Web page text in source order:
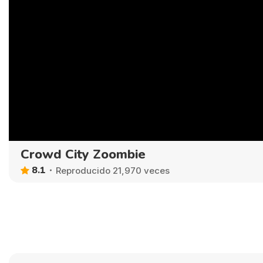
Crowd City Zoombie
8.1 Reproducido 21,970 veces